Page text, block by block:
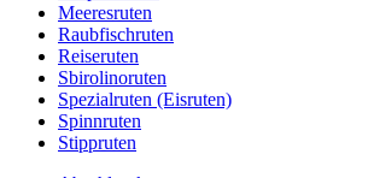
Meeresruten
Raubfischruten
Reiseruten
Sbirolinoruten
Spezialruten (Eisruten)
Spinnruten
Stippruten